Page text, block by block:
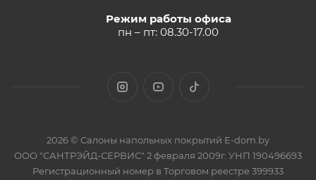
Режим работы офиса
пн – пт: 08.30-17.00
2026 © Салоны напольных покрытий E-dom.by
ООО "САНТРЭЙД-СЕРВИС" 2 февраля 2009г. УНП 190496693
Регистрационный номер в Торговом реестре 399933